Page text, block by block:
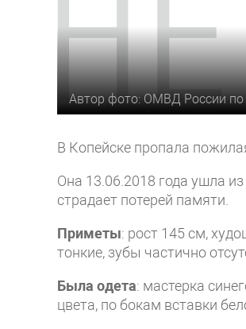
Автор фото: ОМВД России по
В Копейске пропала
Она 13.06.2018 года ушла
страдает потерей памяти.
Приметы: рост 145 см,
тонкие, зубы частично
Была одета: мастерка
цвета, по бокам вставки